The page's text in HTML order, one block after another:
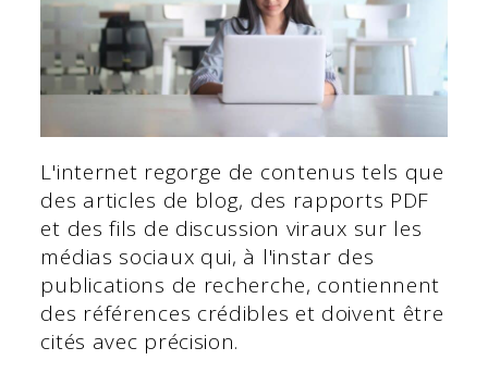
L'internet regorge de contenus tels que
des articles de blog, des rapports PDF
et des fils de discussion viraux sur les
médias sociaux qui, à l'instar des
publications de recherche, contiennent
des références crédibles et doivent être
cités avec précision.